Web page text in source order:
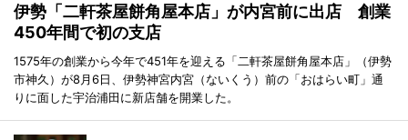
伊勢「二軒茶屋餅角屋本店」が内宮前に出店 創業
450年間で初の支店
1575年の創業から今年で451年を迎える「二軒茶屋餅角屋本店」（伊勢
市神久）が8月6日、伊勢神宮内宮（ないくう）前の「おはらい町」通
りに面した宇治浦田に新店舗を開業した。